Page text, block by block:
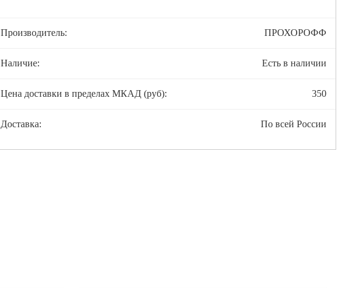
Производитель: ПРОХОРОФФ
Наличие: Есть в наличии
Цена доставки в пределах МКАД (руб): 350
Доставка: По всей России